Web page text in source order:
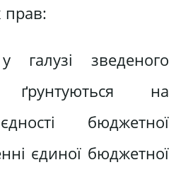
прав:
галузі зведеного
на
бюджетної
єдиної бюджетної